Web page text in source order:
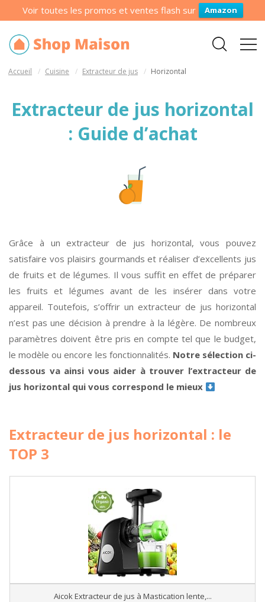
Voir toutes les promos et ventes flash sur Amazon
Accueil Cuisine Extracteur de jus Horizontal
Extracteur de jus horizontal
: Guide d’achat
Grâce à un extracteur de jus horizontal, vous pouvez
satisfaire vos plaisirs gourmands et réaliser d’excellents jus
de fruits et de légumes. Il vous suffit en effet de préparer
les fruits et légumes avant de les insérer dans votre
appareil. Toutefois, s’offrir un extracteur de jus horizontal
n’est pas une décision à prendre à la légère. De nombreux
paramètres doivent être pris en compte tel que le budget,
le modèle ou encore les fonctionnalités. Notre sélection ci-
dessous va ainsi vous aider à trouver l’extracteur de
jus horizontal qui vous correspond le mieux
Extracteur de jus horizontal : le
TOP 3
Aicok Extracteur de jus à Mastication lente,...